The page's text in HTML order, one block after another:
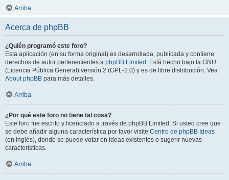
Arriba
Acerca de phpBB
¿Quién programó este foro?
Esta aplicación (en su forma original) es desarrollada, publicada y contiene
derechos de autor pertenecientes a phpBB Limited . Está hecho bajo la GNU
(Licencia Pública General) versión 2 (GPL-2.0) y es de libre distribución. Vea
About phpBB para más detalles.
Arriba
¿Por qué este foro no tiene tal cosa?
Este foro fue escrito y licenciado a través de phpBB Limited. Si usted cree que
se debe añadir alguna característica por favor visite Centro de phpBB Ideas
(en Inglés), donde se puede votar en ideas existentes o sugerir nuevas
características.
Arriba